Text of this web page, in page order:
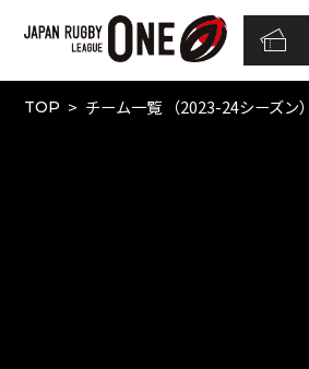
TOP チーム一覧 （2023-24シーズン）